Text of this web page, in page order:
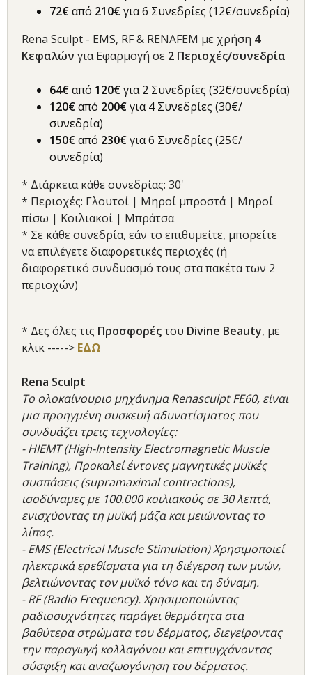
72€από 210€για 6 Συνεδρίες (12€/συνεδρία)
Rena Sculpt - EMS, RF & RENAFEM με χρήση 4
Κεφαλών για Εφαρμογή σε 2 Περιοχές/συνεδρία
64€από 120€για 2 Συνεδρίες (32€/συνεδρία)
120€από 200€για 4 Συνεδρίες (30€/
συνεδρία)
150€από 230€για 6 Συνεδρίες (25€/
συνεδρία)
* Διάρκεια κάθε συνεδρίας: 30'
* Περιοχές: Γλουτοί | Μηροί μπροστά | Μηροί
πίσω | Κοιλιακοί | Μπράτσα
* Σε κάθε συνεδρία, εάν το επιθυμείτε, μπορείτε
να επιλέγετε διαφορετικές περιοχές (ή
διαφορετικό συνδυασμό τους στα πακέτα των 2
περιοχών)
* Δες όλες τις Προσφορέςτου Divine Beauty, με
κλικ -----> ΕΔΩ
Rena Sculpt
Το ολοκαίνουριο μηχάνημα Renasculpt FE60, είναι
μια προηγμένη συσκευή αδυνατίσματος που
συνδυάζει τρεις τεχνολογίες:
- HIEMT (High-Intensity Electromagnetic Muscle
Training), Προκαλεί έντονες μαγνητικές μυϊκές
συσπάσεις (supramaximal contractions),
ισοδύναμες με 100.000 κοιλιακούς σε 30 λεπτά,
ενισχύοντας τη μυϊκή μάζα και μειώνοντας το
λίπος.
- EMS (Electrical Muscle Stimulation) Χρησιμοποιεί
ηλεκτρικά ερεθίσματα για τη διέγερση των μυών,
βελτιώνοντας τον μυϊκό τόνο και τη δύναμη.
- RF (Radio Frequency). Χρησιμοποιώντας
ραδιοσυχνότητες παράγει θερμότητα στα
βαθύτερα στρώματα του δέρματος, διεγείροντας
την παραγωγή κολλαγόνου και επιτυγχάνοντας
σύσφιξη και αναζωογόνηση του δέρματος.